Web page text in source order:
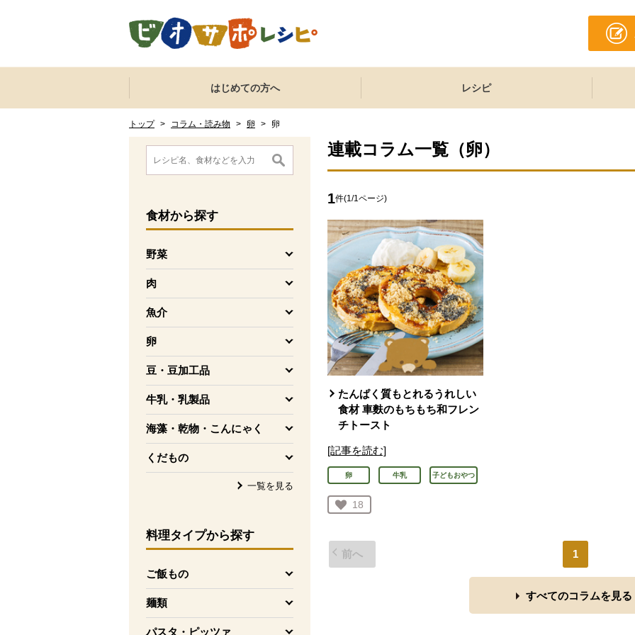
ここからサイト内共通メニューです。
サイト内共通メニューをスキップする
はじめての方へ レシピ
トップ > コラム・読み物 > 卵 > 卵
ここから消費材検索メニューです。
食材から探す
野菜
を開く
肉
を開く
魚介
を開く
卵
を開く
豆・豆加工品
を開く
牛乳・乳製品
を開く
海藻・乾物・こんにゃく
を開く
くだもの
を開く
一覧を見る
料理タイプから探す
ご飯もの
を開く
麺類
を開く
パスタ・ピッツァ
消費材検索メニューここまで。
ここから本文です。 連載コラム一覧（卵）
1件(1 /1 ページ)
たんぱく質もとれるうれしい
食材 車麩のもちもち和フレン
チトースト
[記事を読む]
卵 牛乳 子どもおやつ
お気に入り登録：
18
人が登録
前へ 1
すべてのコラムを見る